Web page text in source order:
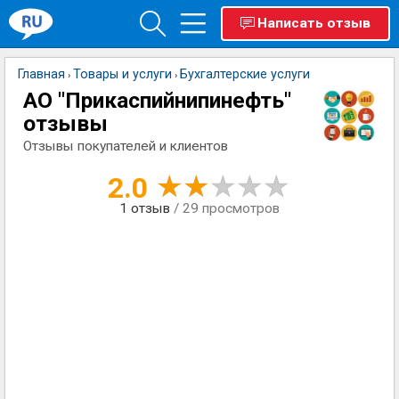
Написать отзыв
Главная › Товары и услуги › Бухгалтерские услуги
АО "Прикаспийнипинефть"
отзывы
Отзывы покупателей и клиентов
2.0
1 отзыв / 29 просмотров